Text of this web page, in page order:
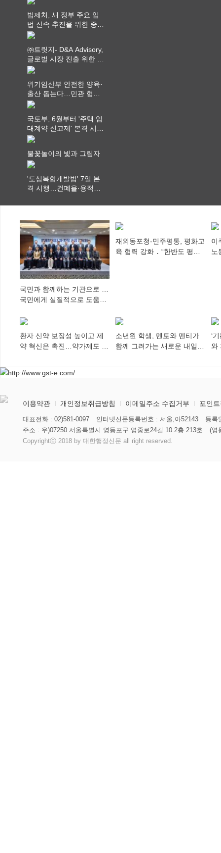
법제처, 새 정부 주요 입
법 신속 추진을 위한 중앙
부처 법무담당관 회의 개
㈜트릿지- D&A Advisory,
글로벌 시장 진출 위한 전
략적 업무협약 체결
위기임산부 안전한 양육·
출산 돕는다…민관 협력
체계 구축
국토부, 6월부터 '주택 임
대계약 신고제' 본격 시
행…실거래가 투명화 기
불꽃놀이의 빛과 그림자
'도심복합개발법' 7일 본
격 시행…건폐율·용적률
국민과 함께하는 기관으로 …
국민에게 실질적으로 도움이
재외동포청-민주평통, 평화교
육 협력 강화 ․ “한반도 평화,
이
노
환자 신약 보장성 높이고 제
약 혁신은 촉진…약가제도 개
소년원 학생, 멘토와 멘티가
함께 그려가는 새로운 내일
‘
와
이용약관 개인정보취급방침 이메일주소 수집거부 포인
대표전화 : 02)581-0097 인터넷신문등록번호 : 서울,아52143
등록
주소 : 우)07250 서울특별시 영등포구 영중로24길 10.2층 213호
(영
Copyrightⓒ 2018 by 대한행정신문 all right reserved.